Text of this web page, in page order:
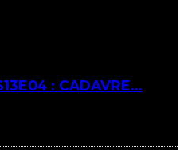
: CADAVRE…